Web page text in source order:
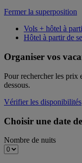
Fermer la superposition
Vols + hôtel à
Hôtel à partir de
Organiser vos
Pour rechercher les prix
dessous.
Vérifier les disponibilités
Choisir une date
Nombre de nuits